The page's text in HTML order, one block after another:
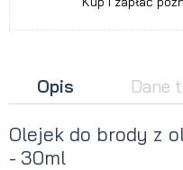
Opis Dane
Olejek do brody z
- 30ml